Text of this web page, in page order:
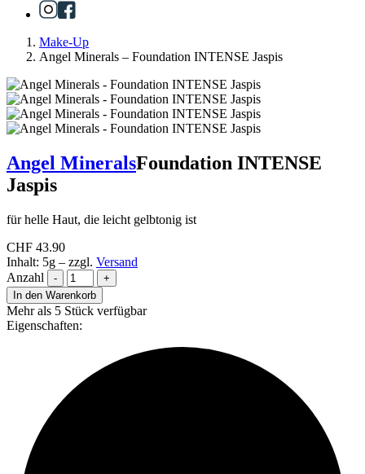
Make-Up
Angel Minerals – Foundation INTENSE Jaspis
Angel MineralsFoundation INTENSE
Jaspis
für helle Haut, die leicht gelbtonig ist
CHF 43.90
Inhalt: 5g – zzgl. Versand
Anzahl
-
+
In den Warenkorb
Mehr als 5 Stück verfügbar
Eigenschaften: